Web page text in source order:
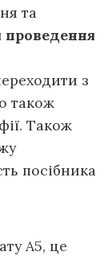
та
проведення
з
також
Також
посібника
А5, це